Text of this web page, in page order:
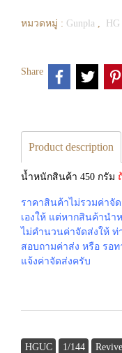
หมวดหมู่ : Gunpla ,
Share
Product description
น้ำหนักสินค้า 450 กรัม
ราคาสินค้าไม่รวมค่าจั
เองให้ แต่หากสินค้านำ
ไม่คำนวนค่าจัดส่งให้ ท่
สอบถามค่าส่ง หรือ รอ
แจ้งค่าจัดส่งครับ
HGUC 1/144 Revive